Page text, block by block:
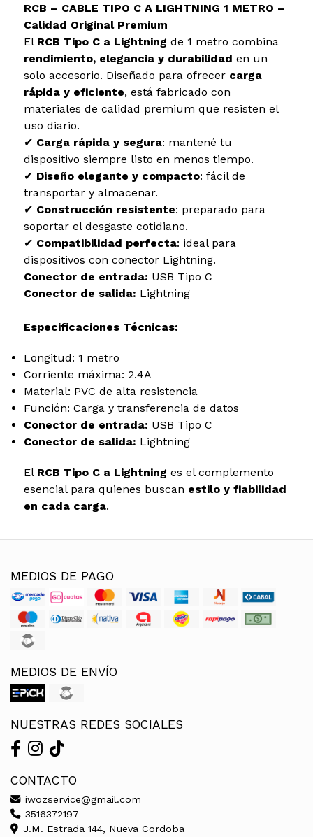
RCB – CABLE TIPO C A LIGHTNING 1 METRO –
Calidad Original Premium
El RCB Tipo C a Lightning de 1 metro combina
rendimiento, elegancia y durabilidad en un
solo accesorio. Diseñado para ofrecer carga
rápida y eficiente, está fabricado con
materiales de calidad premium que resisten el
uso diario.
✔ Carga rápida y segura: mantené tu
dispositivo siempre listo en menos tiempo.
✔ Diseño elegante y compacto: fácil de
transportar y almacenar.
✔ Construcción resistente: preparado para
soportar el desgaste cotidiano.
✔ Compatibilidad perfecta: ideal para
dispositivos con conector Lightning.
Conector de entrada: USB Tipo C
Conector de salida: Lightning
Especificaciones Técnicas:
Longitud: 1 metro
Corriente máxima: 2.4A
Material: PVC de alta resistencia
Función: Carga y transferencia de datos
Conector de entrada: USB Tipo C
Conector de salida: Lightning
El RCB Tipo C a Lightning es el complemento
esencial para quienes buscan estilo y fiabilidad
en cada carga.
MEDIOS DE PAGO
MEDIOS DE ENVÍO
NUESTRAS REDES SOCIALES
CONTACTO
iwozservice@gmail.com
3516372197
J.M. Estrada 144, Nueva Cordoba